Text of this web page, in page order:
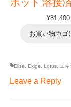
¥81,400
お買い物カゴ
Elise, Exige, Lotus, エキ
Leave a Reply